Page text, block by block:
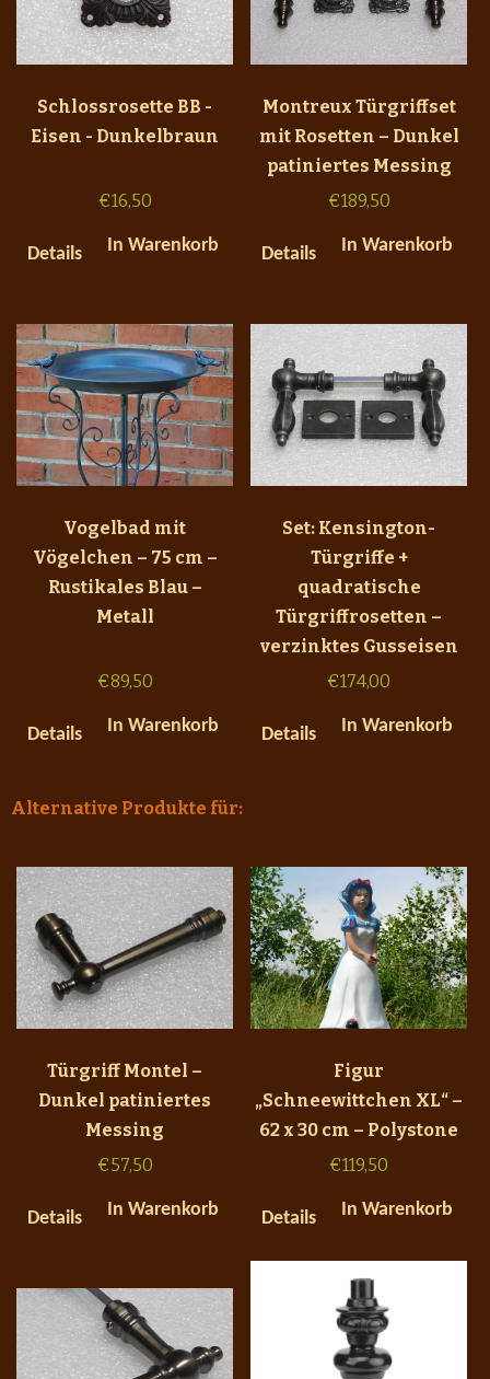
Schlossrosette BB -
Eisen - Dunkelbraun
€16,50
Details In Warenkorb
Montreux Türgriffset
mit Rosetten – Dunkel
patiniertes Messing
€189,50
Details In Warenkorb
Vogelbad mit
Vögelchen – 75 cm –
Rustikales Blau –
Metall
€89,50
Details In Warenkorb
Set: Kensington-
Türgriffe +
quadratische
Türgriffrosetten –
verzinktes Gusseisen
€174,00
Details In Warenkorb
Alternative Produkte für:
Türgriff Montel –
Dunkel patiniertes
Messing
€57,50
Details In Warenkorb
Figur
„Schneewittchen XL“ –
62 x 30 cm – Polystone
€119,50
Details In Warenkorb